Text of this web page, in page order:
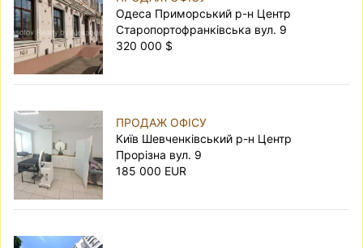
Одеса Приморський р-н Центр
Старопортофранківська вул. 9
320 000 $
ПРОДАЖ ОФІСУ
Київ Шевченківський р-н Центр
Прорізна вул. 9
185 000 EUR